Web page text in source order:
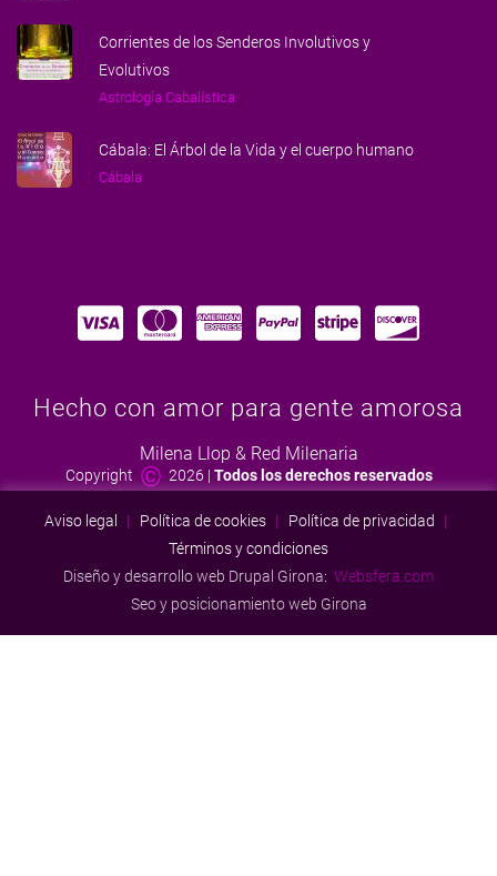
Corrientes de los Senderos Involutivos y
Evolutivos
Astrología Cabalística
Cábala: El Árbol de la Vida y el cuerpo humano
Cábala
Hecho con amor para gente amorosa
Milena Llop & Red Milenaria
Copyright © 2026 | Todos los derechos reservados
Aviso legal | Política de cookies | Política de privacidad
|
Términos y condiciones
Diseño y desarrollo web Drupal Girona: Websfera.com
Seo y posicionamiento web Girona